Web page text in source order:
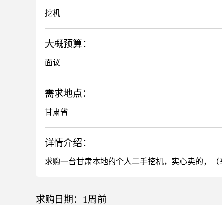
挖机
大概预算：
面议
需求地点：
甘肃省
详情介绍：
求购一台甘肃本地的个人二手挖机，实心卖的，（
求购日期： 1周前